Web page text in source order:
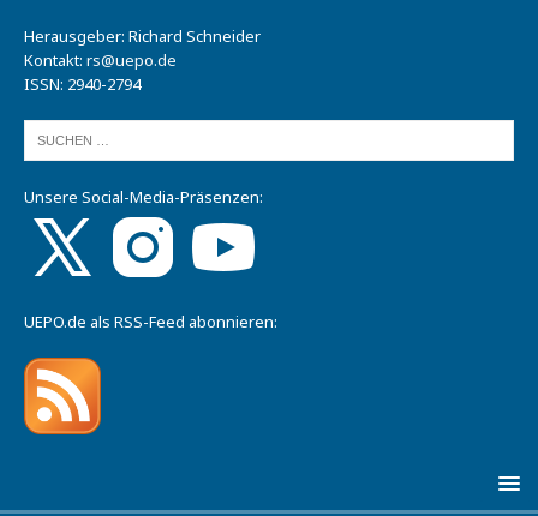
Herausgeber: Richard Schneider
Kontakt: rs@uepo.de
ISSN: 2940-2794
Unsere Social-Media-Präsenzen:
UEPO.de als RSS-Feed abonnieren: